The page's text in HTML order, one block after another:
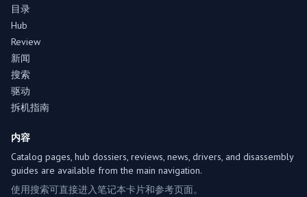
目录
Hub
Review
新闻
搜索
驱动
拆机指南
内容
Catalog pages, hub dossiers, reviews, news, drivers, and disassembly
guides are available from the main navigation.
使用搜索可直接进入笔记本卡片和参考页面。